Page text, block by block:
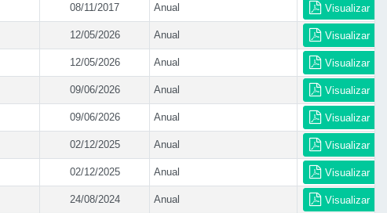
08/11/2017 Anual
Visualizar
12/05/2026 Anual Visualizar
12/05/2026 Anual
Visualizar
09/06/2026 Anual
Visualizar
09/06/2026 Anual
Visualizar
02/12/2025 Anual
Visualizar
02/12/2025 Anual
Visualizar
24/08/2024 Anual
Visualizar